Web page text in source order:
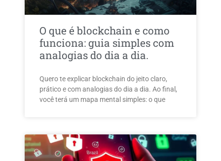
O que é blockchain e como
funciona: guia simples com
analogias do dia a dia.
Quero te explicar blockchain do jeito claro,
prático e com analogias do dia a dia. Ao final,
você terá um mapa mental simples: o que